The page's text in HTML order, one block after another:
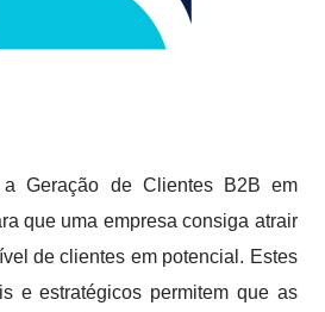
Geração de Clientes B2B em
que uma empresa consiga atrair
de clientes em potencial. Estes
e estratégicos permitem que as